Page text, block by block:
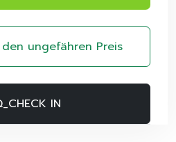
ungefähren Preis
IN